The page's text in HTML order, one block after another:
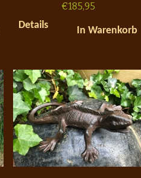
€185,95
Details
In Warenkorb